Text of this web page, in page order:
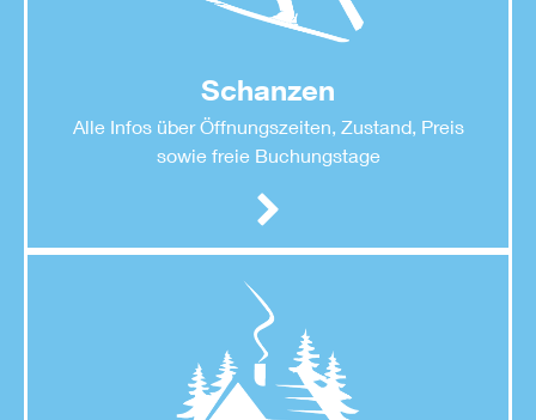
Schanzen
Alle Infos über Öffnungszeiten, Zustand, Preis
sowie freie Buchungstage